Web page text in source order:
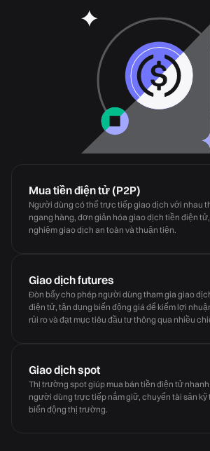
Mua tiền điện tử (P2P)
Người dùng có thể trực tiếp giao dịch với nhau
ngang hàng, đơn giản hóa giao dịch tiền điện
nghiệm giao dịch an toàn và thuận tiện.
Giao dịch futures
Đòn bẩy cho phép người dùng tham gia giao
điện tử, tận dụng biến động giá để kiếm lợi
rủi ro và đạt mục tiêu đầu tư thông qua nhiều
Giao dịch spot
Thị trường spot giúp mua bán tiền điện tử
người dùng trực tiếp nắm giữ, chuyển tài sản kỹ
biến động thị trường.